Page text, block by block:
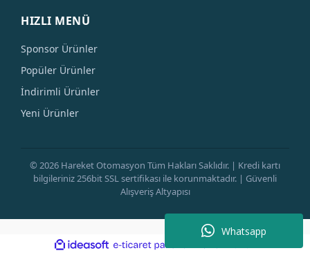
Whatsapp
HIZLI MENÜ
Sponsor Ürünler
Popüler Ürünler
İndirimli Ürünler
Yeni Ürünler
© 2026 Hareket Otomasyon Tüm Hakları Saklıdır. | Kredi kartı
bilgileriniz 256bit SSL sertifikası ile korunmaktadır. | Güvenli
Alışveriş Altyapısı
ideasoft